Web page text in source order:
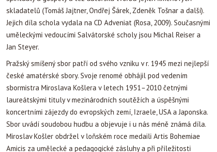
skladatelů (Tomáš Jajtner, Ondřej Šárek, Zdeněk Tošnar a další).
Jejich díla schola vydala na CD Adveniat (Rosa, 2009). Současnými
uměleckými vedoucími Salvátorské scholy jsou Michal Reiser a
Jan Steyer.
Pražský smíšený sbor patří od svého vzniku v r. 1945 mezi nejlepší
české amatérské sbory. Svoje renomé obhájil pod vedením
sbormistra Miroslava Košlera v letech 1951–2010 četnými
laureátskými tituly v mezinárodních soutěžích a úspěšnými
koncertními zájezdy do evropských zemí, Izraele, USA a Japonska.
Sbor uvádí soudobou hudbu a objevuje i u nás méně známá díla.
Miroslav Košler obdržel v loňském roce medaili Artis Bohemiae
Amicis za umělecké a pedagogické zásluhy a při příležitosti